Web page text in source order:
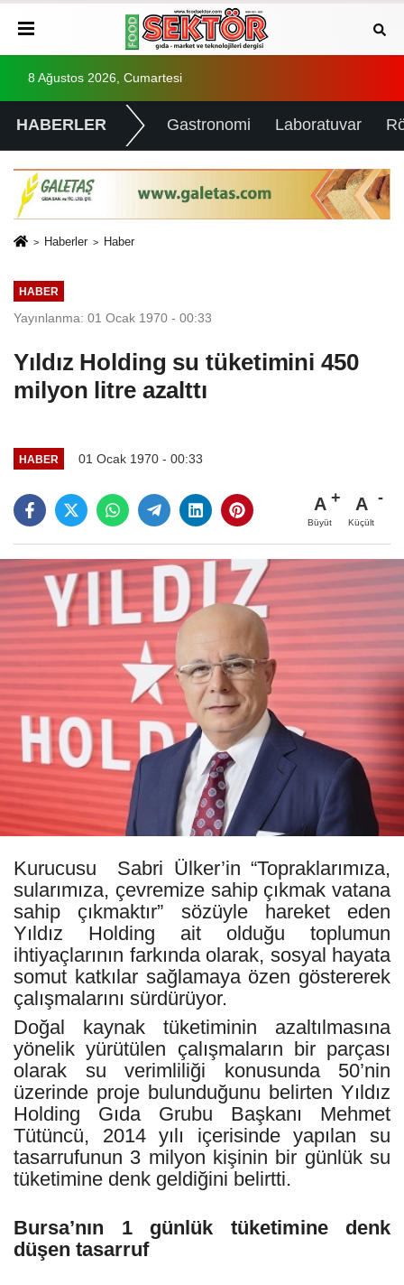
8 Ağustos 2026, Cumartesi
HABERLER Gastronomi Laboratuvar
Haberler Haber
HABER
Yayınlanma: 01 Ocak 1970 - 00:33
Yıldız Holding su tüketimini 450
milyon litre azalttı
HABER 01 Ocak 1970 - 00:33
A
Büyüt
A
Küçült
Kurucusu Sabri Ülker’in “Topraklarımıza,
sularımıza, çevremize sahip çıkmak vatana
sahip çıkmaktır” sözüyle hareket eden
Yıldız Holding ait olduğu toplumun
ihtiyaçlarının farkında olarak, sosyal hayata
somut katkılar sağlamaya özen göstererek
çalışmalarını sürdürüyor.
Doğal kaynak tüketiminin azaltılmasına
yönelik yürütülen çalışmaların bir parçası
olarak su verimliliği konusunda 50’nin
üzerinde proje bulunduğunu belirten Yıldız
Holding Gıda Grubu Başkanı Mehmet
Tütüncü, 2014 yılı içerisinde yapılan su
tasarrufunun 3 milyon kişinin bir günlük su
tüketimine denk geldiğini belirtti.
Bursa’nın 1 günlük tüketimine denk
düşen tasarruf